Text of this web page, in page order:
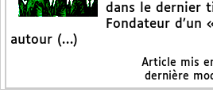
dans le dernier
Fondateur d’un
autour (…)
Article mis
dernière